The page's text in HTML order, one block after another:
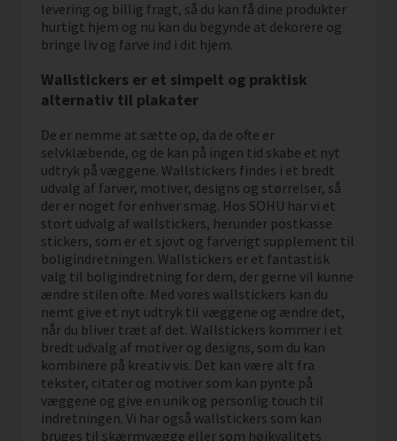
levering og billig fragt, så du kan få dine produkter
hurtigt hjem og nu kan du begynde at dekorere og
bringe liv og farve ind i dit hjem.
Wallstickers er et simpelt og praktisk
alternativ til plakater
De er nemme at sætte op, da de ofte er
selvklæbende, og de kan på ingen tid skabe et nyt
udtryk på væggene. Wallstickers findes i et bredt
udvalg af farver, motiver, designs og størrelser, så
der er noget for enhver smag. Hos SOHU har vi et
stort udvalg af wallstickers, herunder postkasse
stickers, som er et sjovt og farverigt supplement til
boligindretningen. Wallstickers er et fantastisk
valg til boligindretning for dem, der gerne vil kunne
ændre stilen ofte. Med vores wallstickers kan du
nemt give et nyt udtryk til væggene og ændre det,
når du bliver træt af det. Wallstickers kommer i et
bredt udvalg af motiver og designs, som du kan
kombinere på kreativ vis. Det kan være alt fra
tekster, citater og motiver som kan pynte på
væggene og give en unik og personlig touch til
indretningen. Vi har også wallstickers som kan
bruges til skærmvægge eller som højkvalitets